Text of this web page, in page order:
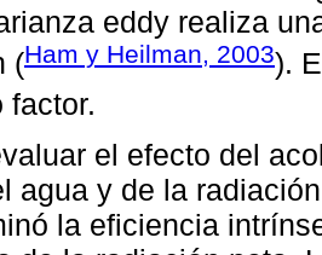
eddy realiza
(Ham y Heilman, 2003).
factor.
el efecto del
agua y de la
la eficiencia